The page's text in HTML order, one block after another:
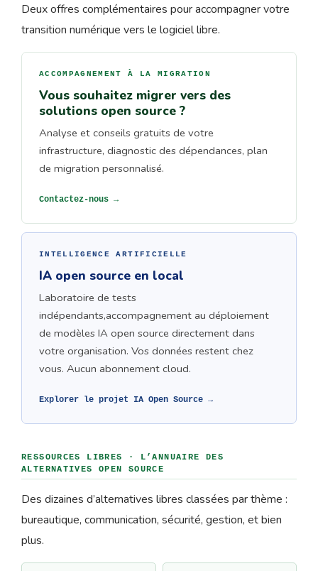
Deux offres complémentaires pour accompagner votre
transition numérique vers le logiciel libre.
ACCOMPAGNEMENT À LA MIGRATION
Vous souhaitez migrer vers des
solutions open source ?
Analyse et conseils gratuits de votre
infrastructure, diagnostic des dépendances, plan
de migration personnalisé.
Contactez-nous →
INTELLIGENCE ARTIFICIELLE
IA open source en local
Laboratoire de tests
indépendants,accompagnement au déploiement
de modèles IA open source directement dans
votre organisation. Vos données restent chez
vous. Aucun abonnement cloud.
Explorer le projet IA Open Source →
RESSOURCES LIBRES · L’ANNUAIRE DES
ALTERNATIVES OPEN SOURCE
Des dizaines d’alternatives libres classées par thème :
bureautique, communication, sécurité, gestion, et bien
plus.